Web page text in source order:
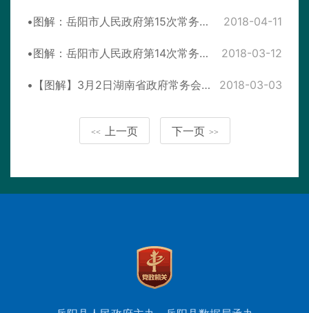
图解：岳阳市人民政府第15次常务会议 2018-04-11
图解：岳阳市人民政府第14次常务会议 2018-03-12
【图解】3月2日湖南省政府常务会议：对新一届省政府组成部门主要负责人提出要求 2018-03-03
<< 上一页 下一页 >>